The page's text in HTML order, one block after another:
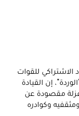
الاشتراكي للقوات
إن القيادة
مقصودة عن
وكوادره